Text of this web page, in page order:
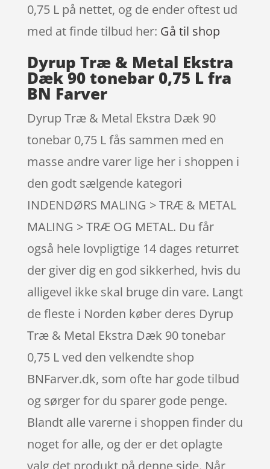
0,75 L på nettet, og de ender oftest ud
med at finde tilbud her: Gå til shop
Dyrup Træ & Metal Ekstra
Dæk 90 tonebar 0,75 L fra
BN Farver
Dyrup Træ & Metal Ekstra Dæk 90
tonebar 0,75 L fås sammen med en
masse andre varer lige her i shoppen i
den godt sælgende kategori
INDENDØRS MALING > TRÆ & METAL
MALING > TRÆ OG METAL. Du får
også hele lovpligtige 14 dages returret
der giver dig en god sikkerhed, hvis du
alligevel ikke skal bruge din vare. Langt
de fleste i Norden køber deres Dyrup
Træ & Metal Ekstra Dæk 90 tonebar
0,75 L ved den velkendte shop
BNFarver.dk, som ofte har gode tilbud
og sørger for du sparer gode penge.
Blandt alle varerne i shoppen finder du
noget for alle, og der er det oplagte
valg det produkt på denne side. Når